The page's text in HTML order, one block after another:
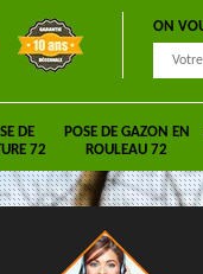
ON
DE
72
POSE DE GAZON EN
ROULEAU 72